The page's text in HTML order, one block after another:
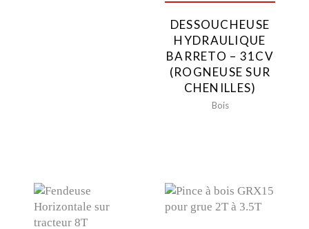
DESSOUCHEUSE
HYDRAULIQUE
BARRETO – 31CV
(ROGNEUSE SUR
CHENILLES)
Bois